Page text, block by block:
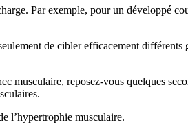
Par exemple, pour un développé
de cibler efficacement différents
musculaire, reposez-vous quelques
l’hypertrophie musculaire.